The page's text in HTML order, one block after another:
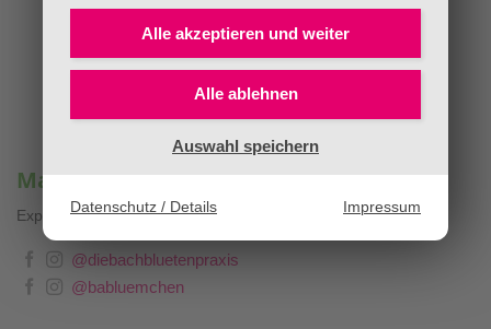
Alle akzeptieren und weiter
Alle ablehnen
Auswahl speichern
Datenschutz / Details Impressum
Mag. Sandra Stopar & BaBlümchen®
Expertenwissen, Blog & Liebevolles
@diebachbluetenpraxis
@babluemchen